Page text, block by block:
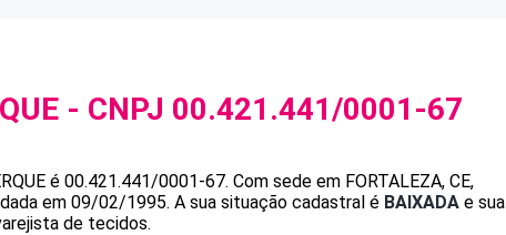
- CNPJ 00.421.441/0001-67
é 00.421.441/0001-67. Com sede em FORTALEZA, CE,
em 09/02/1995. A sua situação cadastral é BAIXADA e sua
de tecidos.